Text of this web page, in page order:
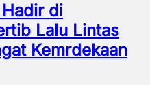
di
Lalu Lintas
Kemrdekaan